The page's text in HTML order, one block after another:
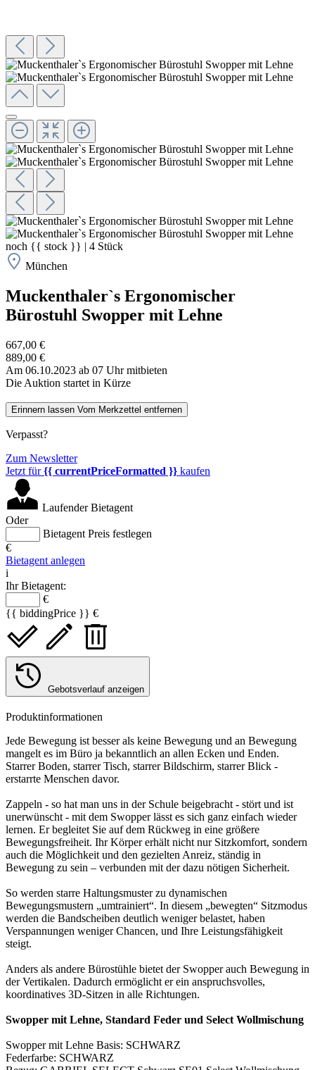
noch {{ stock }} | 4 Stück
München
Muckenthaler`s Ergonomischer
Bürostuhl Swopper mit Lehne
667,00 €
889,00 €
Am 06.10.2023 ab 07 Uhr mitbieten
Die Auktion startet in Kürze
Erinnern lassen Vom Merkzettel entfernen
Verpasst?
Zum Newsletter
Jetzt für{{ currentPriceFormatted }} kaufen
Laufender Bietagent
Oder
Bietagent Preis festlegen
€
Bietagent anlegen
i
Ihr Bietagent:
€
{{ biddingPrice }} €
Gebotsverlauf anzeigen
Produktinformationen
Jede Bewegung ist besser als keine Bewegung und an Bewegung
mangelt es im Büro ja bekanntlich an allen Ecken und Enden.
Starrer Boden, starrer Tisch, starrer Bildschirm, starrer Blick -
erstarrte Menschen davor.
Zappeln - so hat man uns in der Schule beigebracht - stört und ist
unerwünscht - mit dem Swopper lässt es sich ganz einfach wieder
lernen. Er begleitet Sie auf dem Rückweg in eine größere
Bewegungsfreiheit. Ihr Körper erhält nicht nur Sitzkomfort, sondern
auch die Möglichkeit und den gezielten Anreiz, ständig in
Bewegung zu sein – verbunden mit der dazu nötigen Sicherheit.
So werden starre Haltungsmuster zu dynamischen
Bewegungsmustern „umtrainiert“. In diesem „bewegten“ Sitzmodus
werden die Bandscheiben deutlich weniger belastet, haben
Verspannungen weniger Chancen, und Ihre Leistungsfähigkeit
steigt.
Anders als andere Bürostühle bietet der Swopper auch Bewegung in
der Vertikalen. Dadurch ermöglicht er ein anspruchsvolles,
koordinatives 3D-Sitzen in alle Richtungen.
Swopper mit Lehne, Standard Feder und Select Wollmischung
Swopper mit Lehne Basis: SCHWARZ
Federfarbe: SCHWARZ